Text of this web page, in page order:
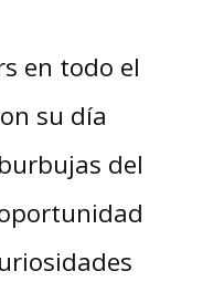
en todo el
su día
del